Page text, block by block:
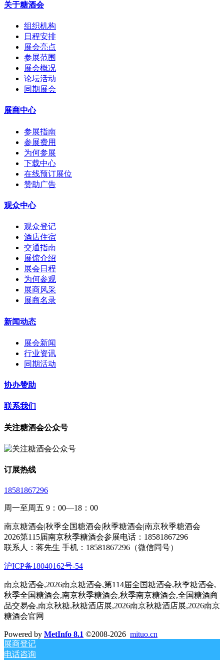
关于糖酒会
组织机构
日程安排
展会亮点
参展范围
展会概况
论坛活动
同期展会
展商中心
参展指南
参展费用
为何参展
下载中心
在线预订展位
赞助广告
观众中心
观众登记
酒店住宿
交通指南
展馆介绍
展会日程
为何参观
展商风采
展商名录
新闻动态
展会新闻
行业资讯
同期活动
协办赞助
联系我们
关注糖酒会公众号
订展热线
18581867296
周一至周五 9：00—18：00
南京糖酒会|秋季全国糖酒会|秋季糖酒会|南京秋季糖酒会
2026第115届南京秋季糖酒会参展电话：18581867296
联系人：蒋先生 手机：18581867296（微信同号）
沪ICP备18040162号-54
南京糖酒会,2026南京糖酒会,第114届全国糖酒会,秋季糖酒会,
秋季全国糖酒会,南京秋季糖酒会,秋季南京糖酒会,全国糖酒商
品交易会,南京秋糖,秋糖酒店展,2026南京秋糖酒店展,2026南京
糖酒会官网
Powered by MetInfo 8.1 ©2008-2026 mituo.cn
展商登记
电话咨询